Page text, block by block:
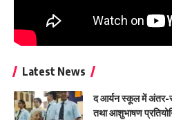
Latest News
द आर्यन स्कूल में अंतर-
तथा आशुभाषण